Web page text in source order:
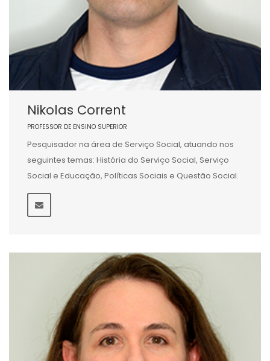
Nikolas Corrent
PROFESSOR DE ENSINO SUPERIOR
Pesquisador na área de Serviço Social, atuando nos
seguintes temas: História do Serviço Social, Serviço
Social e Educação, Políticas Sociais e Questão Social.